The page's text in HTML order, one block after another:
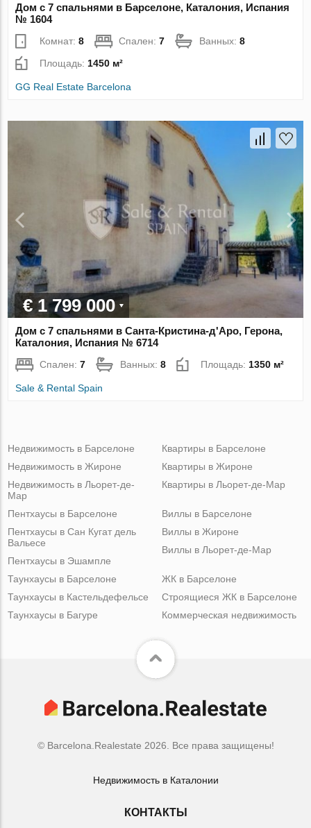
Дом с 7 спальнями в Барселоне, Каталония, Испания
№ 1604
Комнат:8 Спален:7 Ванных:8
Площадь: 1450 м²
GG Real Estate Barcelona
€ 1 799 000
Дом с 7 спальнями в Санта-Кристина-д'Аро, Герона,
Каталония, Испания № 6714
Спален:7 Ванных:8 Площадь: 1350 м²
Sale & Rental Spain
Недвижимость в Барселоне
Недвижимость в Жироне
Недвижимость в Льорет-де-
Мар
Квартиры в Барселоне
Квартиры в Жироне
Квартиры в Льорет-де-Мар
Пентхаусы в Барселоне
Пентхаусы в Сан Кугат дель
Вальесе
Пентхаусы в Эшампле
Виллы в Барселоне
Виллы в Жироне
Виллы в Льорет-де-Мар
Таунхаусы в Барселоне
Таунхаусы в Кастельдефельсе
Таунхаусы в Багуре
ЖК в Барселоне
Строящиеся ЖК в Барселоне
Коммерческая недвижимость
© Barcelona.Realestate 2026. Все права защищены!
Недвижимость в Каталонии
КОНТАКТЫ